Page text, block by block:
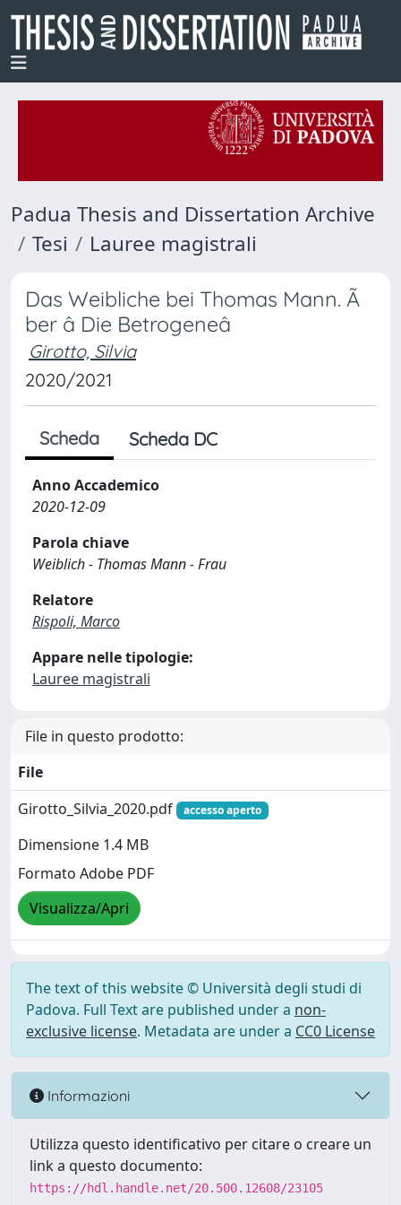
Padua Thesis and Dissertation Archive
Tesi
Lauree magistrali
Das Weibliche bei Thomas Mann. Ã
ber â Die Betrogeneâ
Girotto, Silvia
2020/2021
Scheda Scheda DC
Anno Accademico
2020-12-09
Parola chiave
Weiblich - Thomas Mann - Frau
Relatore
Rispoli, Marco
Appare nelle tipologie:
Lauree magistrali
File in questo prodotto:
File
Girotto_Silvia_2020.pdf
accesso aperto
Dimensione 1.4 MB
Formato Adobe PDF
Visualizza/Apri
The text of this website © Università degli studi di
Padova. Full Text are published under a non-
exclusive license. Metadata are under a CC0 License
Informazioni
Utilizza questo identificativo per citare o creare un
link a questo documento:
https://hdl.handle.net/20.500.12608/23105